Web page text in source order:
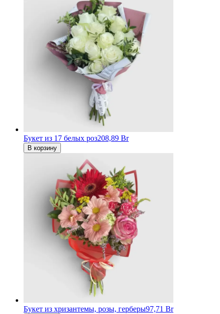
Букет из 17 белых роз208,89 Br
В корзину
Букет из хризантемы, розы, герберы97,71 Br